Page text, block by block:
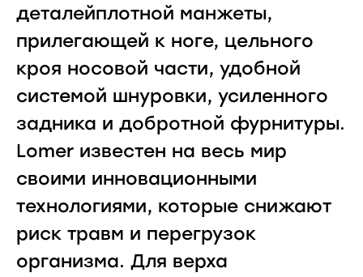
деталейплотной манжеты,
прилегающей к ноге, цельного
кроя носовой части, удобной
системой шнуровки, усиленного
задника и добротной фурнитуры.
Lomer известен на весь мир
своими инновационными
технологиями, которые снижают
риск травм и перегрузок
организма. Для верха